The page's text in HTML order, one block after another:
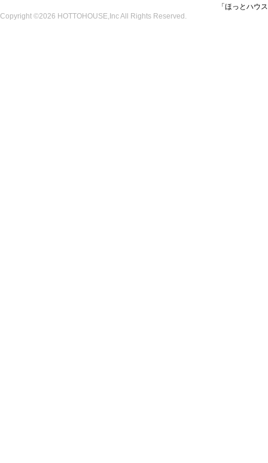
「ほっとハウ
Copyright ©2026 HOTTOHOUSE,Inc All Rights Reserved.